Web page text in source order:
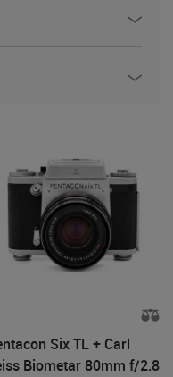
Six TL + Carl
Biometar 80mm f/2.8